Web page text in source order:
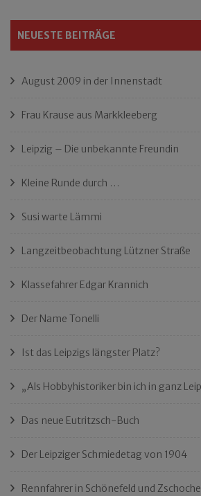
NEUESTE BEITRÄGE
August 2009 in der Innenstadt
Frau Krause aus Markkleeberg
Leipzig – Die unbekannte Freundin
Kleine Runde durch …
Susi warte Lämmi
Langzeitbeobachtung Lützner Straße
Klassefahrer Edgar Krannich
Der Name Tonelli
Ist das Leipzigs längster Platz?
„Als Hobbyhistoriker bin ich in ganz
Das neue Eutritzsch-Buch
Der Leipziger Schmiedetag von 1904
Rennfahrer in Schönefeld und